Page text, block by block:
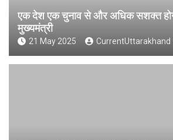
एक देश एक चुनाव से और अधिक सशक्त
मुख्यमंत्री
21 May 2025 CurrentUttarakhand